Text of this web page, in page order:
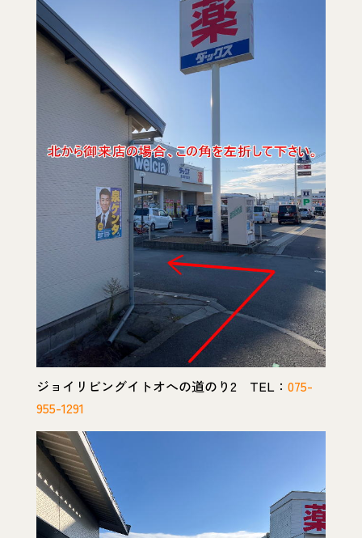
ジョイリビングイトオへの道のり2 TEL： 075-
955-1291